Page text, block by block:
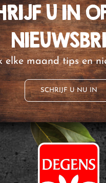
U IN
elke maand tips en
SCHRIJF U NU IN